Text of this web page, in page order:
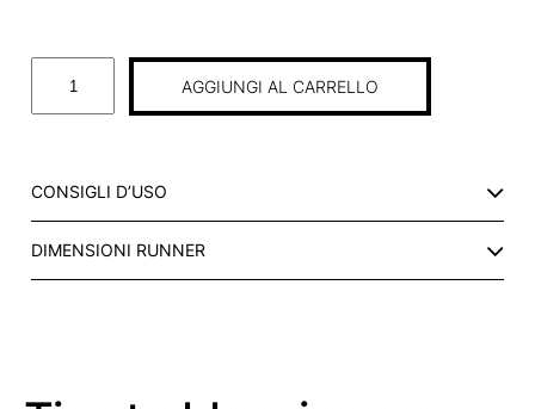
N
R
G
E
S
AGGIUNGI AL CARRELLO
CONSIGLI D’USO
DIMENSIONI RUNNER